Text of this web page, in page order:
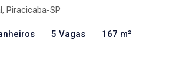
Piracicaba-SP
5 Vagas 167 m²